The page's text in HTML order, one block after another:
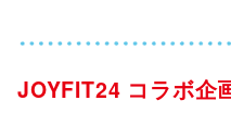
JOYFIT24 コラボ企